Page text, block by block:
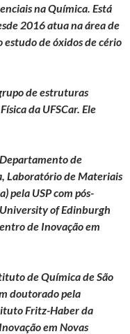
na Química. Está
2016 atua na área de
de óxidos de cério
de estruturas
da UFSCar. Ele
de
Laboratório de Materiais
pela USP com pós-
of Edinburgh
de Inovação em
de Química de São
doutorado pela
Fritz-Haber da
em Novas